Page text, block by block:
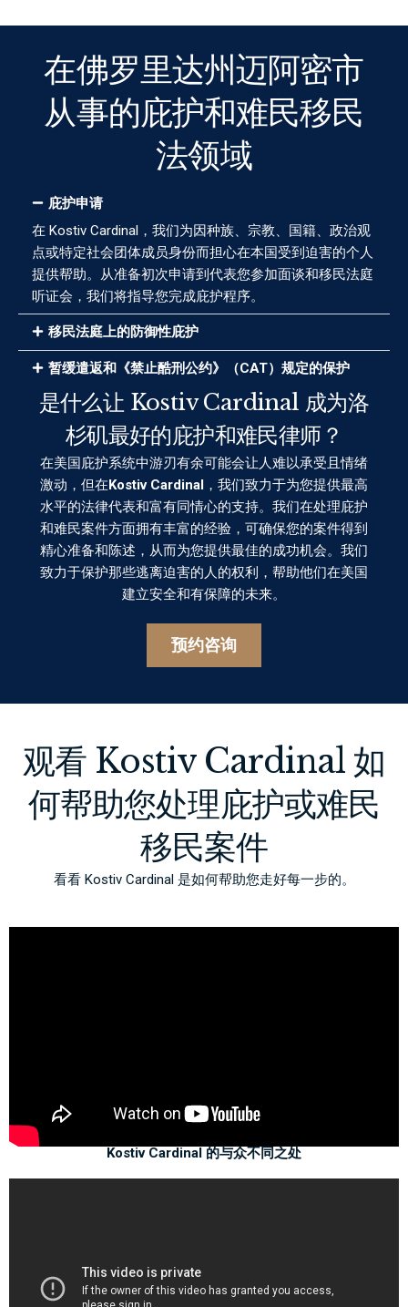
在佛罗里达州迈阿密市
从事的庇护和难民移民
法领域
庇护申请
在 Kostiv Cardinal，我们为因种族、宗教、国籍、政治观
点或特定社会团体成员身份而担心在本国受到迫害的个人
提供帮助。从准备初次申请到代表您参加面谈和移民法庭
听证会，我们将指导您完成庇护程序。
移民法庭上的防御性庇护
暂缓遣返和《禁止酷刑公约》（CAT）规定的保护
是什么让 Kostiv Cardinal 成为洛
杉矶最好的庇护和难民律师？
在美国庇护系统中游刃有余可能会让人难以承受且情绪
激动，但在 Kostiv Cardinal ，我们致力于为您提供最高
水平的法律代表和富有同情心的支持。我们在处理庇护
和难民案件方面拥有丰富的经验，可确保您的案件得到
精心准备和陈述，从而为您提供最佳的成功机会。我们
致力于保护那些逃离迫害的人的权利，帮助他们在美国
建立安全和有保障的未来。
预约咨询
观看 Kostiv Cardinal 如
何帮助您处理庇护或难民
移民案件
看看 Kostiv Cardinal 是如何帮助您走好每一步的。
Kostiv Cardinal 的与众不同之处